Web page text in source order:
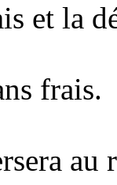
et la
frais.
au